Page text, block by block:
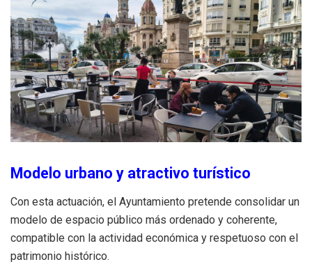
Modelo urbano y atractivo turístico
Con esta actuación, el Ayuntamiento pretende consolidar un
modelo de espacio público más ordenado y coherente,
compatible con la actividad económica y respetuoso con el
patrimonio histórico.